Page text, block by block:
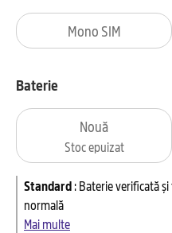
Mono SIM
Baterie
Nouă
Stoc epuizat
Standard:Baterie verificată
normală
Mai multe